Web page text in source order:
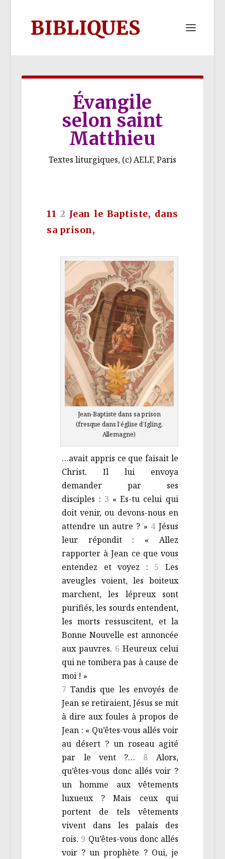
Évangile
selon saint
Matthieu
Textes liturgiques, (c) AELF, Paris
11 2 Jean le Baptiste, dans
sa prison,
Jean-Baptiste dans sa prison
(fresque dans l’église d’Igling,
Allemagne)
…avait appris ce que faisait le
Christ. Il lui envoya
demander par ses
disciples : 3 « Es-tu celui qui
doit venir, ou devons-nous en
attendre un autre ? » 4 Jésus
leur répondit : « Allez
rapporter à Jean ce que vous
entendez et voyez : 5 Les
aveugles voient, les boiteux
marchent, les lépreux sont
purifiés, les sourds entendent,
les morts ressuscitent, et la
Bonne Nouvelle est annoncée
aux pauvres. 6 Heureux celui
qui ne tombera pas à cause de
moi ! »
7Tandis que les envoyés de
Jean se retiraient, Jésus se mit
à dire aux foules à propos de
Jean : « Qu’êtes-vous allés voir
au désert ? un roseau agité
par le vent ?… 8 Alors,
qu’êtes-vous donc allés voir ?
un homme aux vêtements
luxueux ? Mais ceux qui
portent de tels vêtements
vivent dans les palais des
rois. 9 Qu’êtes-vous donc allés
voir ? un prophète ? Oui, je